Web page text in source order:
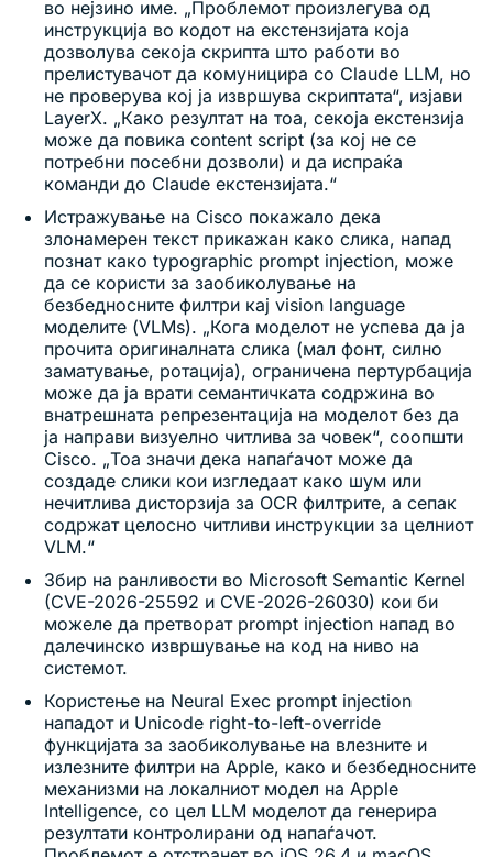
во нејзино име. „Проблемот произлегува од
инструкција во кодот на екстензијата која
дозволува секоја скрипта што работи во
прелистувачот да комуницира со Claude LLM, но
не проверува кој ја извршува скриптата“, изјави
LayerX. „Како резултат на тоа, секоја екстензија
може да повика content script (за кој не се
потребни посебни дозволи) и да испраќа
команди до Claude екстензијата.“
Истражување на Cisco покажало дека
злонамерен текст прикажан како слика, напад
познат како typographic prompt injection, може
да се користи за заобиколување на
безбедносните филтри кај vision language
моделите (VLMs). „Кога моделот не успева да ја
прочита оригиналната слика (мал фонт, силно
заматување, ротација), ограничена пертурбација
може да ја врати семантичката содржина во
внатрешната репрезентација на моделот без да
ја направи визуелно читлива за човек“, соопшти
Cisco. „Тоа значи дека напаѓачот може да
создаде слики кои изгледаат како шум или
нечитлива дисторзија за OCR филтрите, а сепак
содржат целосно читливи инструкции за целниот
VLM.“
Збир на ранливости во Microsoft Semantic Kernel
(CVE-2026-25592 и CVE-2026-26030) кои би
можеле да претворат prompt injection напад во
далечинско извршување на код на ниво на
системот.
Користење на Neural Exec prompt injection
нападот и Unicode right-to-left-override
функцијата за заобиколување на влезните и
излезните филтри на Apple, како и безбедносните
механизми на локалниот модел на Apple
Intelligence, со цел LLM моделот да генерира
резултати контролирани од напаѓачот.